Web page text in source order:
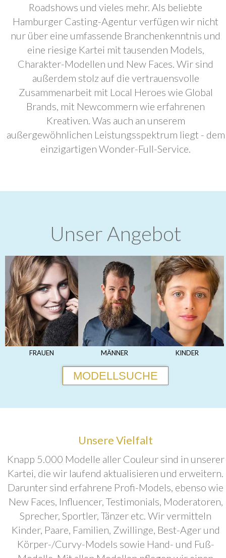
Roadshows und vieles mehr. Als beliebte
Hamburger Casting-Agentur verfügen wir nicht
nur über eine umfassende Branchenkenntnis und
eine riesige Kartei mit tausenden Models,
Charakter-Modellen und New Faces. Wir sind
außerdem stolz auf die vertrauensvolle
Zusammenarbeit mit Local Heroes wie Global
Brands, mit Newcommern wie erfahrenen
Kreativen. Was auch an unserem
außergewöhnlichen Leistungsspektrum liegt - dem
einzigartigen Wonder-Full-Service.
Unser Angebot
FRAUEN MÄNNER KINDER
MODELLSUCHE
Unsere Vielfalt
Knapp 5.000 Modelle aller Couleur sind in unserer
Kartei, die wir laufend aktualisieren und erweitern.
Darunter sind erfahrene Profi-Models, ebenso wie
New Faces, Influencer, Testimonials, Moderatoren,
Sprecher, Sportler, Tänzer etc. Wir vermitteln
Kinder, Paare, Familien, Zwillinge, Best-Ager und
Körper-/Curvy-Models sowie Hand- und Fuß-